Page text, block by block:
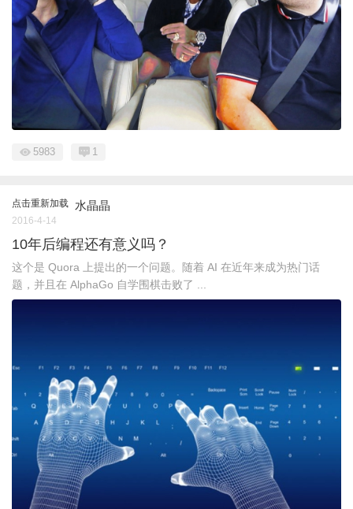
5983 1
点击重新加载 水晶晶
2016-4-14
10年后编程还有意义吗？
这个是 Quora 上提出的一个问题。随着 AI 在近年来成为热门话
题，并且在 AlphaGo 自学围棋击败了 ...